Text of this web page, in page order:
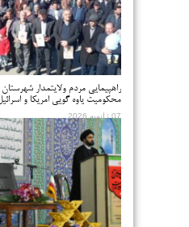
راهپیمایی مردم ولایتمدار
محکومیت یاوه گویی امریکا و
07 ژانویه 2026